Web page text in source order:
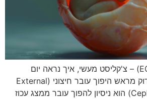
היפוך עובר חיצוני (ECV) – צ'קליסט מעשי, איך נראה יום
ההיפוך ומה חשוב לבדוק מראש היפוך עובר חיצוני (External
Cephalic Version – ECV) הוא ניסיון להפוך עובר ממצג עכוז